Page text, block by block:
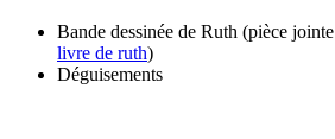
Bande dessinée de Ruth (pièce jointe
livre de ruth)
Déguisements